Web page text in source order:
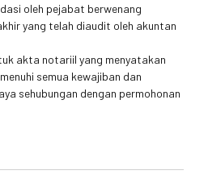
oleh pejabat berwenang
yang telah diaudit oleh akuntan
akta notariil yang menyatakan
semua kewajiban dan
sehubungan dengan permohonan